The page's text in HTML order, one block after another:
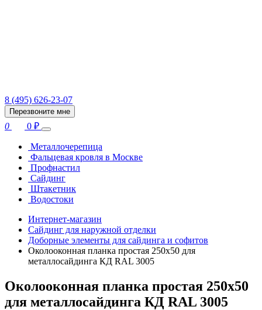
8 (495) 626-23-07
Перезвоните мне
0 0 ₽
Металлочерепица
Фальцевая кровля в Москве
Профнастил
Сайдинг
Штакетник
Водостоки
Интернет-магазин
Сайдинг для наружной отделки
Доборные элементы для сайдинга и софитов
Околооконная планка простая 250х50 для
металлосайдинга КД RAL 3005
Околооконная планка простая 250х50
для металлосайдинга КД RAL 3005